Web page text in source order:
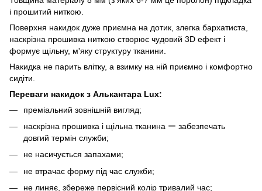
і прошитий ниткою.
Поверхня накидок дуже приємна на дотик, злегка бархатиста,
наскрізна прошивка ниткою створює чудовий 3D ефект і
формує щільну, м'яку структуру тканини.
Накидка не парить влітку, а взимку на ній приємно і комфортно
сидіти.
Переваги накидок з Алькантара Lux:
преміальний зовнішній вигляд;
наскрізна прошивка і щільна тканина ー забезпечать
довгий термін служби;
не насичується запахами;
не втрачає форму під час служби;
не линяє, збереже первісний колір тривалий час;